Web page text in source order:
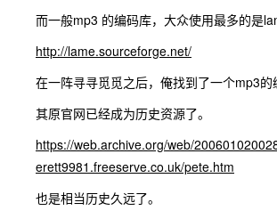
而一般mp3 的编码库，大众使用最多的是
http://lame.sourceforge.net/
在一阵寻寻觅觅之后，俺找到了一个mp3的
其原官网已经成为历史资源了。
https://web.archive.org/web/
erett9981.freeserve.co.uk/pete.htm
也是相当历史久远了。